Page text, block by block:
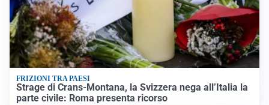
FRIZIONI TRA PAESI
Strage di Crans-Montana, la Svizzera nega all’Italia la
parte civile: Roma presenta ricorso